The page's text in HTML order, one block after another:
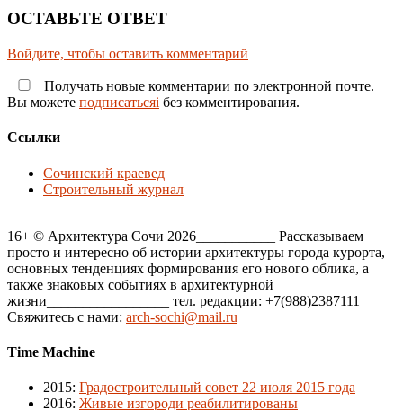
ОСТАВЬТЕ ОТВЕТ
Войдите, чтобы оставить комментарий
Получать новые комментарии по электронной почте.
Вы можете подписатьсяi без комментирования.
Ссылки
Сочинский краевед
Строительный журнал
16+ © Архитектура Сочи 2026___________ Рассказываем
просто и интересно об истории архитектуры города курорта,
основных тенденциях формирования его нового облика, а
также знаковых событиях в архитектурной
жизни_________________ тел. редакции: +7(988)2387111
Свяжитесь с нами: arch-sochi@mail.ru
Time Machine
2015: Градостроительный совет 22 июля 2015 года
2016: Живые изгороди реабилитированы